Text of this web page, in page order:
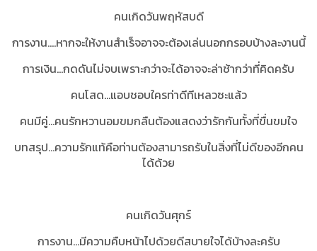
คนเกิดวันพฤหัสบดี
การงาน....หากจะให้งานสำเร็จอาจจะต้องเล่นนอกกรอบบ้างละงานนี้
การเงิน...กดดันไม่จบเพราะกว่าจะได้อาจจะล่าช้ากว่าที่คิดครับ
คนโสด...แอบชอบใครท่าดีทีเหลวซะแล้ว
คนมีคู่...คนรักหวานอมขมกลืนต้องแสดงว่ารักกันทั้งที่ขื่นขมใจ
บทสรุป...ความรักแท้คือท่านต้องสามารถรับในสิ่งที่ไม่ดีของอีกคน
ได้ด้วย
คนเกิดวันศุกร์
การงาน...มีความคืบหน้าไปด้วยดีสบายใจได้บ้างละครับ